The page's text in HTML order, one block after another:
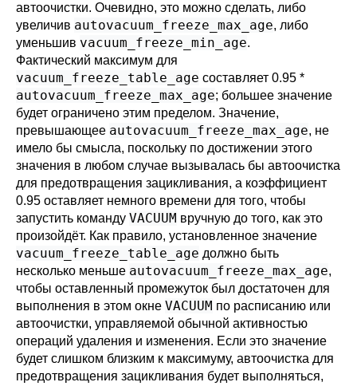
автоочистки. Очевидно, это можно сделать, либо
увеличив autovacuum_freeze_max_age, либо
уменьшив vacuum_freeze_min_age.
Фактический максимум для
vacuum_freeze_table_age составляет 0.95 *
autovacuum_freeze_max_age; большее значение
будет ограничено этим пределом. Значение,
превышающее autovacuum_freeze_max_age, не
имело бы смысла, поскольку по достижении этого
значения в любом случае вызывалась бы автоочистка
для предотвращения зацикливания, а коэффициент
0.95 оставляет немного времени для того, чтобы
запустить команду VACUUM вручную до того, как это
произойдёт. Как правило, установленное значение
vacuum_freeze_table_age должно быть
несколько меньше autovacuum_freeze_max_age,
чтобы оставленный промежуток был достаточен для
выполнения в этом окне VACUUM по расписанию или
автоочистки, управляемой обычной активностью
операций удаления и изменения. Если это значение
будет слишком близким к максимуму, автоочистка для
предотвращения зацикливания будет выполняться,